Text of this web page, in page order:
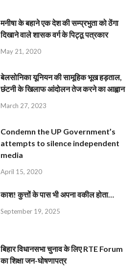
मनीषा के बहाने एक देश की सम्प्रभुता को ठेंगा
दिखाने वाले शासक वर्ग के पिट्ठू पत्रकार
May 21, 2020
बेलसोनिका यूनियन की सामूहिक भूख हड़ताल,
छंटनी के खिलाफ आंदोलन तेज करने का आह्वान
March 27, 2023
Condemn the UP Government’s
attempts to silence independent
media
April 15, 2020
काश! कुत्तों के पास भी अपना वकील होता…
September 19, 2025
बिहार विधानसभा चुनाव के लिए RTE Forum
का शिक्षा जन-घोषणापत्र